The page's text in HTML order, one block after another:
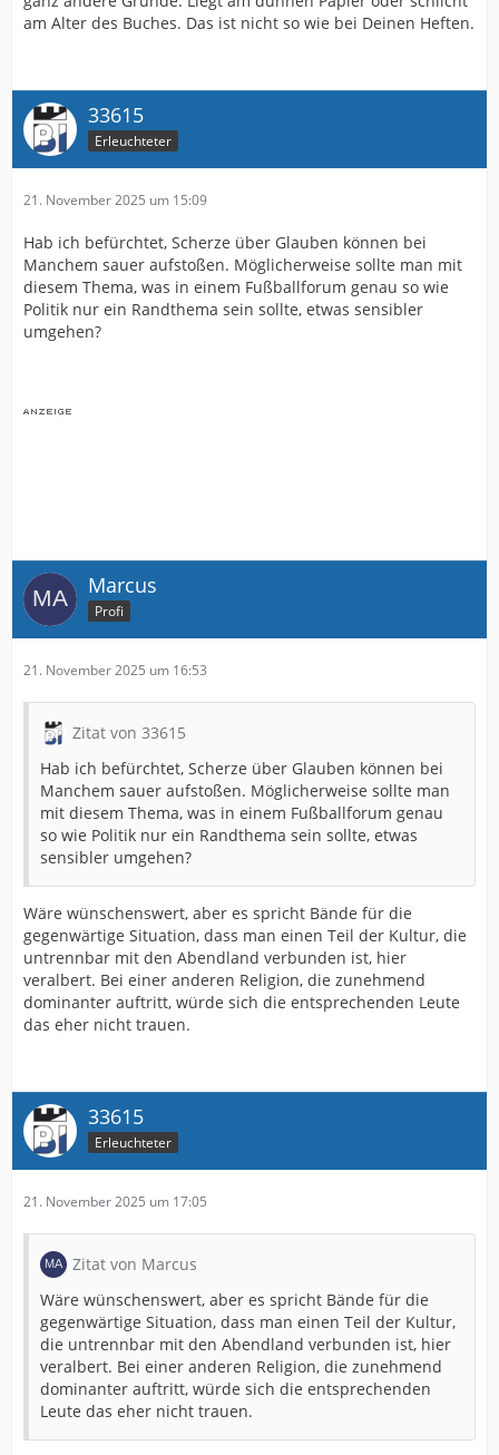
am Alter des Buches. Das ist nicht so wie bei Deinen Heften.
33615
Erleuchteter
21. November 2025 um 15:09
Hab ich befürchtet, Scherze über Glauben können bei
Manchem sauer aufstoßen. Möglicherweise sollte man mit
diesem Thema, was in einem Fußballforum genau so wie
Politik nur ein Randthema sein sollte, etwas sensibler
umgehen?
Marcus
Profi
21. November 2025 um 16:53
Zitat von 33615
Hab ich befürchtet, Scherze über Glauben können bei
Manchem sauer aufstoßen. Möglicherweise sollte man
mit diesem Thema, was in einem Fußballforum genau
so wie Politik nur ein Randthema sein sollte, etwas
sensibler umgehen?
Wäre wünschenswert, aber es spricht Bände für die
gegenwärtige Situation, dass man einen Teil der Kultur, die
untrennbar mit den Abendland verbunden ist, hier
veralbert. Bei einer anderen Religion, die zunehmend
dominanter auftritt, würde sich die entsprechenden Leute
das eher nicht trauen.
33615
Erleuchteter
21. November 2025 um 17:05
Zitat von Marcus
Wäre wünschenswert, aber es spricht Bände für die
gegenwärtige Situation, dass man einen Teil der Kultur,
die untrennbar mit den Abendland verbunden ist, hier
veralbert. Bei einer anderen Religion, die zunehmend
dominanter auftritt, würde sich die entsprechenden
Leute das eher nicht trauen.